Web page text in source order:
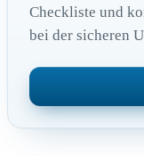
Checkliste und
bei der sicheren